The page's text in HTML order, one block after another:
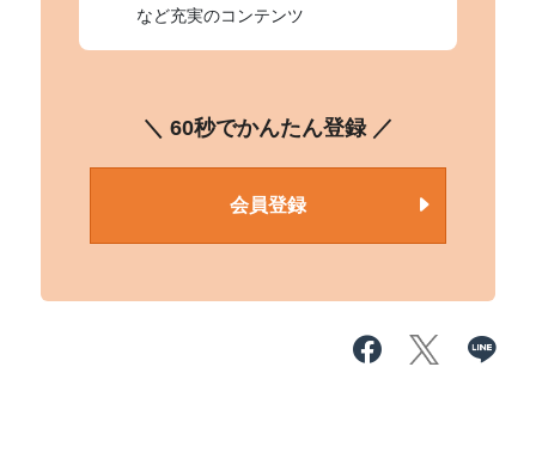
など充実のコンテンツ
＼ 60秒でかんたん登録 ／
会員登録